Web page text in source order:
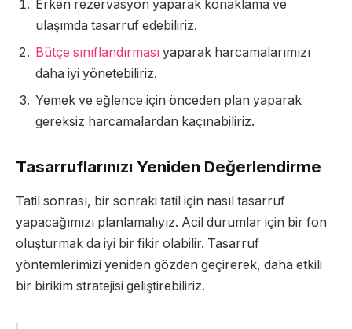
Erken rezervasyon yaparak konaklama ve
ulaşımda tasarruf edebiliriz.
Bütçe sınıflandırması yaparak harcamalarımızı
daha iyi yönetebiliriz.
Yemek ve eğlence için önceden plan yaparak
gereksiz harcamalardan kaçınabiliriz.
Tasarruflarınızı Yeniden Değerlendirme
Tatil sonrası, bir sonraki tatil için nasıl tasarruf
yapacağımızı planlamalıyız. Acil durumlar için bir fon
oluşturmak da iyi bir fikir olabilir. Tasarruf
yöntemlerimizi yeniden gözden geçirerek, daha etkili
bir birikim stratejisi geliştirebiliriz.